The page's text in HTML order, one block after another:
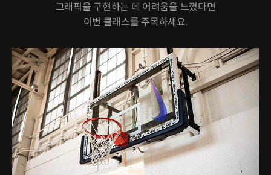
그래픽을 구현하는 데 어려움을 느꼈다면
이번 클래스를 주목하세요.